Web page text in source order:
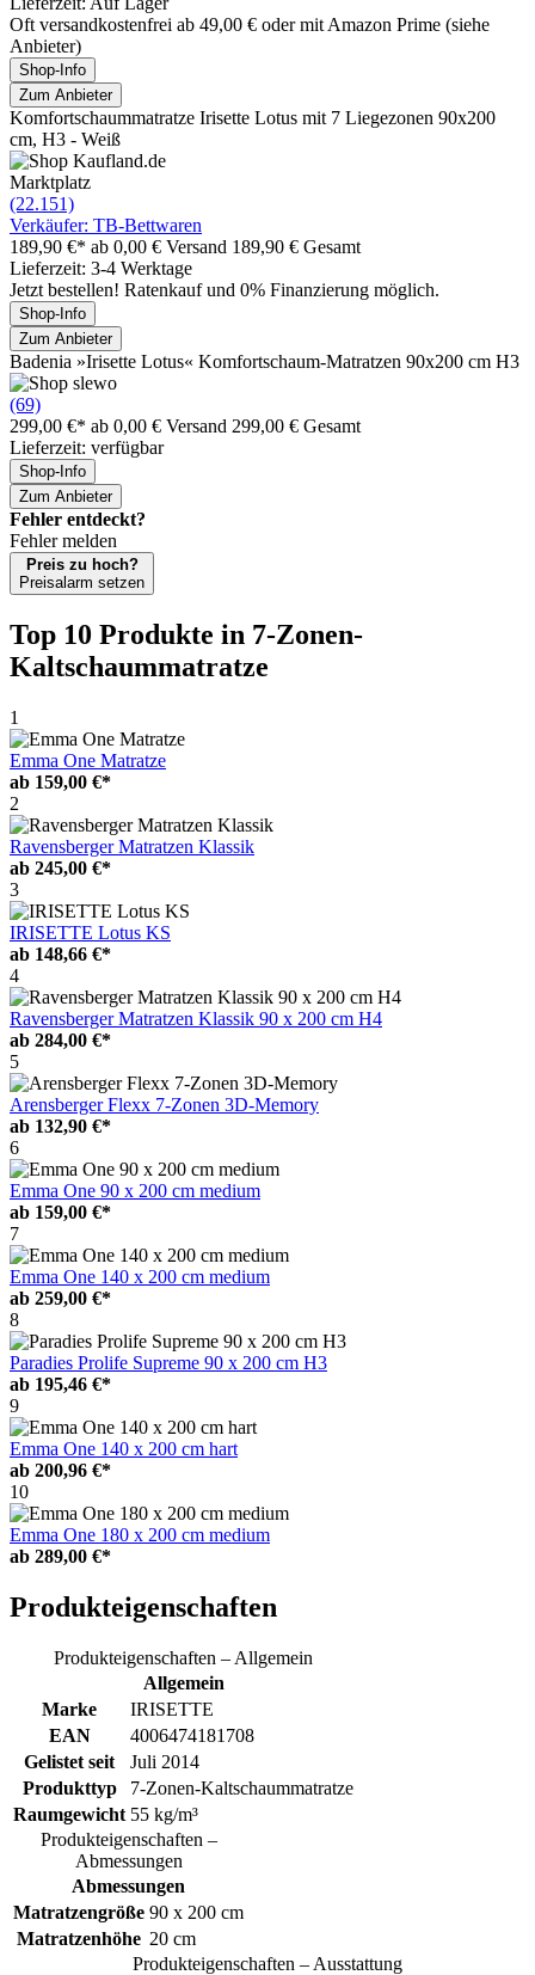
Oft versandkostenfrei ab 49,00 € oder mit Amazon Prime (siehe
Anbieter)
Shop-Info
Zum Anbieter
Komfortschaummatratze Irisette Lotus mit 7 Liegezonen 90x200
cm, H3 - Weiß
Marktplatz
(22.151)
Verkäufer: TB-Bettwaren
189,90 €* ab 0,00 € Versand 189,90 € Gesamt
Lieferzeit: 3-4 Werktage
Jetzt bestellen! Ratenkauf und 0% Finanzierung möglich.
Shop-Info
Zum Anbieter
Badenia »Irisette Lotus« Komfortschaum-Matratzen 90x200 cm H3
(69)
299,00 €* ab 0,00 € Versand 299,00 € Gesamt
Lieferzeit: verfügbar
Shop-Info
Zum Anbieter
Fehler entdeckt?
Fehler melden
Preis zu hoch?
Preisalarm setzen
Top 10 Produkte in 7-Zonen-
Kaltschaummatratze
1
Emma One Matratze
ab 159,00 €*
2
Ravensberger Matratzen Klassik
ab 245,00 €*
3
IRISETTE Lotus KS
ab 148,66 €*
4
Ravensberger Matratzen Klassik 90 x 200 cm H4
ab 284,00 €*
5
Arensberger Flexx 7-Zonen 3D-Memory
ab 132,90 €*
6
Emma One 90 x 200 cm medium
ab 159,00 €*
7
Emma One 140 x 200 cm medium
ab 259,00 €*
8
Paradies Prolife Supreme 90 x 200 cm H3
ab 195,46 €*
9
Emma One 140 x 200 cm hart
ab 200,96 €*
10
Emma One 180 x 200 cm medium
ab 289,00 €*
Produkteigenschaften
Produkteigenschaften – Allgemein
Allgemein
Marke
IRISETTE
EAN
4006474181708
Gelistet seit
Juli 2014
Produkttyp
7-Zonen-Kaltschaummatratze
Raumgewicht 55 kg/m³
Produkteigenschaften –
Abmessungen
Abmessungen
Matratzengröße 90 x 200 cm
Matratzenhöhe 20 cm
Produkteigenschaften – Ausstattung